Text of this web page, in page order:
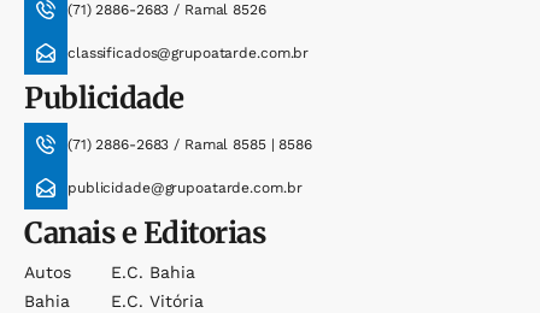
(71) 2886-2683 / Ramal 8526
classificados@grupoatarde.com.br
Publicidade
(71) 2886-2683 / Ramal 8585 | 8586
publicidade@grupoatarde.com.br
Canais e Editorias
Autos
Bahia
E.c. Bahia
E.c. Vitória